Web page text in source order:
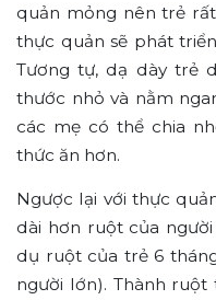
quản mỏng nên trẻ
thực quản sẽ phát
Tương tự, dạ dày trẻ
thước nhỏ và nằm
các mẹ có thể chia
thức ăn hơn.
Ngược lại với thực
dài hơn ruột của
dụ ruột của trẻ 6
người lớn). Thành